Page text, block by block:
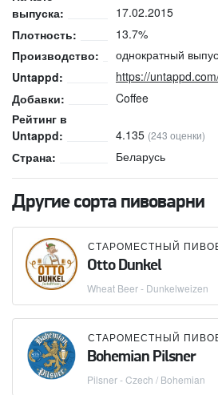
выпуска:
17.02.2015
Плотность:
13.7%
Производство:
однократный
Untappd:
https://
Добавки:
Coffee
Рейтинг в
Untappd:
4.135 (243 оценки)
Страна: Беларусь
Другие сорта пивоварни
СТАРОМЕСТНЫЙ
Otto Dunkel
Wheat Beer - Dunkelweizen
СТАРОМЕСТНЫЙ
Bohemian Pilsner
Pilsner - Czech / Bohemian